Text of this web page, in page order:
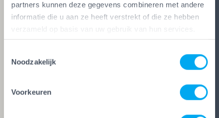
partners kunnen deze gegevens combineren met andere
informatie die u aan ze heeft verstrekt of die ze hebben
verzameld op basis van uw gebruik van hun services.
Noodzakelijk
Voorkeuren